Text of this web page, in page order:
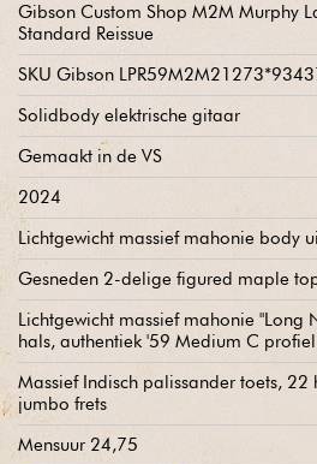
Gibson Custom Shop M2M Murphy
Standard Reissue
SKU Gibson
Solidbody elektrische gitaar
Gemaakt in de VS
2024
Lichtgewicht massief mahonie body
Gesneden 2-delige figured maple
Lichtgewicht massief mahonie "Long
hals, authentiek '59 Medium C profiel
Massief Indisch palissander toets, 22
jumbo frets
Mensuur 24,75